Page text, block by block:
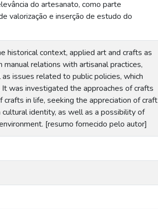
do artesanato, como parte
valorização e inserção de estudo do
historical context, applied art and crafts as
relations with artisanal practices,
issues related to public policies, which
was investigated the approaches of crafts
in life, seeking the appreciation of craft
identity, as well as a possibility of
[resumo fornecido pelo autor]